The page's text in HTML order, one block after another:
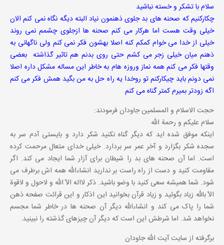
سلام با تشکر و خسته نباشید
چکارکنیم که صحنه های بد جلوی ذهنمون نیاد البته دیگه نگاه نمی کنم الان
خیلی وقت هست اما هرکار می کنم صحنه ها ازجلوی چشمم نمی روند
خیلی از خدا می خوام کمکم کنه اصلا بهشون فکر نمی کنم ولی ناگهانی به
ذهنم میان خیلی زجر می کشم حتی روی بدنم هم تاثیر گذاشته بعضی
وقتها فکر می کنم همه نماز وروزه هام به خاطر این مساله مشکل داره اصلا
نمی دونم باید چیکارکنم تو روخدا یه راه حل به من بگید همش فکر می کنم
اگه زودتر بمیرم کمتر گناه می کنم
حجت الاسلام و المسلمین جاودان فرمودند:
سلام علیکم و رحمة الله
اینکه موفق شده اید که دیگر گناه نکنید شکر دارد و بایستی آدم سر به
سجده شکر بگزارد و آخر عمر سر بردارد. خیلی خدای متعال مرحمت کرده
است. اما آن صحنه های بد را شیطان برای آزار شما ایجاد می کند. اگر
مقاومت کنید و دست از راه راست بر ندارید انشاءالله همه اش برطرف می
شود. شما همیشه سعی کنید با وضو باشید. ذکر لااله الاّ الله و لاحول و لاقوة
الاّ بالله زیاد بگوئید و زیاد قرآن بخوانید این اذکار و این قرائت صفحه ذهن
شما را پاک می کند و انشاءالله دیگر آن صحنه ها در خاطر شما مجسم
نخواهد شد. اما شرطش این است که دیگر آن چیزهای گذشته را نبینید.
برگرفته از سایت آیت الله جاودان